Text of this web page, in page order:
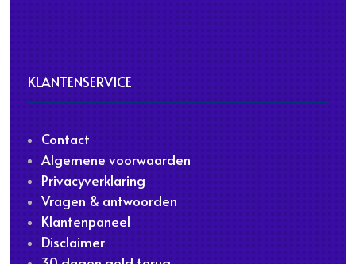
KLANTENSERVICE
Contact
Algemene voorwaarden
Privacyverklaring
Vragen & antwoorden
Klantenpaneel
Disclaimer